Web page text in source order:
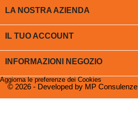
LA NOSTRA AZIENDA
IL TUO ACCOUNT
INFORMAZIONI NEGOZIO
Aggiorna le preferenze dei Cookies
© 2026 - Developed by MP Consulenze